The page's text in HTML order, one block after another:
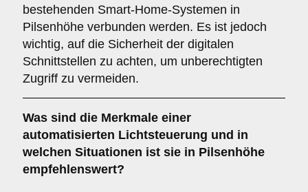
bestehenden Smart-Home-Systemen in
Pilsenhöhe verbunden werden. Es ist jedoch
wichtig, auf die Sicherheit der digitalen
Schnittstellen zu achten, um unberechtigten
Zugriff zu vermeiden.
Was sind die Merkmale einer
automatisierten Lichtsteuerung und in
welchen Situationen ist sie in Pilsenhöhe
empfehlenswert?